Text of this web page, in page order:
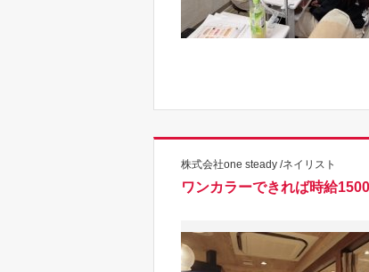
株式会社one steady /ネイリスト
ワンカラーできれば時給